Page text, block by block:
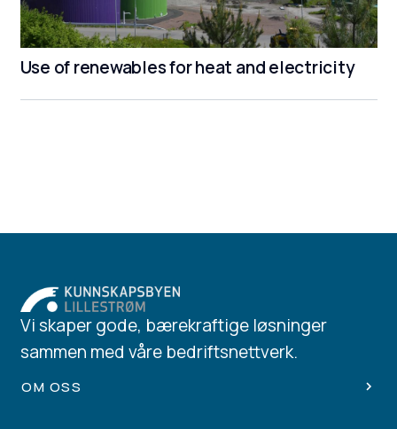
Use of renewables for heat and electricity
Vi skaper gode, bærekraftige løsninger
sammen med våre bedriftsnettverk.
OM OSS